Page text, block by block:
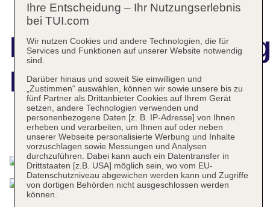
Lindos View
Das bietet Ihre Unterkunft
Ihre Entscheidung – Ihr Nutzungserlebnis
bei TUI.com
Wir nutzen Cookies und andere Technologien, die für
Services und Funktionen auf unserer Website notwendig
sind.
Darüber hinaus und soweit Sie einwilligen und
„Zustimmen“ auswählen, können wir sowie unsere bis zu
fünf Partner als Drittanbieter Cookies auf Ihrem Gerät
setzen, andere Technologien verwenden und
personenbezogene Daten [z. B. IP-Adresse] von Ihnen
erheben und verarbeiten, um Ihnen auf oder neben
unserer Webseite personalisierte Werbung und Inhalte
vorzuschlagen sowie Messungen und Analysen
durchzuführen. Dabei kann auch ein Datentransfer in
Drittstaaten [z.B. USA] möglich sein, wo vom EU-
Datenschutzniveau abgewichen werden kann und Zugriffe
von dortigen Behörden nicht ausgeschlossen werden
können.